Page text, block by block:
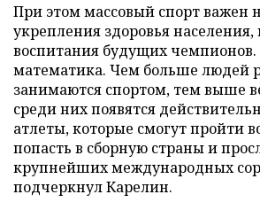
При этом массовый спорт важен
укрепления здоровья населения,
воспитания будущих чемпионов.
математика. Чем больше людей
занимаются спортом, тем выше
среди них появятся
атлеты, которые смогут пройти
попасть в сборную страны и
крупнейших международных
подчеркнул Карелин.